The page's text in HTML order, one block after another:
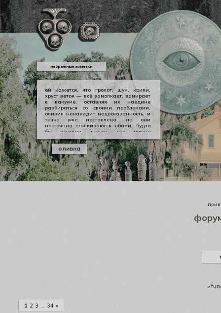
ей кажется, что грохот, шум, крики,
хруст веток — всё замолкает, замирает
в вакууме, оставляя их наедине
разбираться со своими проблемами.
оливия ненавидит недосказанность, и
точка уже поставлена, но они
постоянно сталкиваются лбами, будто
бы осталось что-то, что нужно
произнести вслух, выкричать, выскулить
болезненным визгом, чтобы не
тревожило никогда не заживающей
раной. но оливии нечего сказать
джеральду, а джеральду просто
плевать.
оливка
небрежные заметки
»
1 2 3 … 34 »